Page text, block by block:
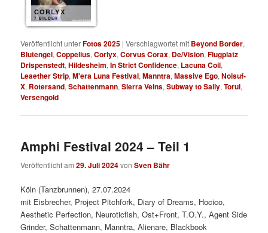
CORLYX
7 BILDER
Veröffentlicht unterFotos 2025 |Verschlagwortet mit Beyond Border,
Blutengel,Coppelius,Corlyx,Corvus Corax, De/Vision,Flugplatz
Drispenstedt,Hildesheim,In Strict Confidence, Lacuna Coil,
Leaether Strip,M'era Luna Festival,Manntra,Massive Ego,Noisuf-
X, Rotersand,Schattenmann,Sierra Veins,Subway to Sally,Torul,
Versengold
Amphi Festival 2024 – Teil 1
Veröffentlicht am29. Juli 2024vonSven Bähr
Köln (Tanzbrunnen), 27.07.2024
mit Eisbrecher, Project Pitchfork, Diary of Dreams, Hocico,
Aesthetic Perfection, Neuroticfish, Ost+Front, T.O.Y., Agent Side
Grinder, Schattenmann, Manntra, Alienare, Blackbook